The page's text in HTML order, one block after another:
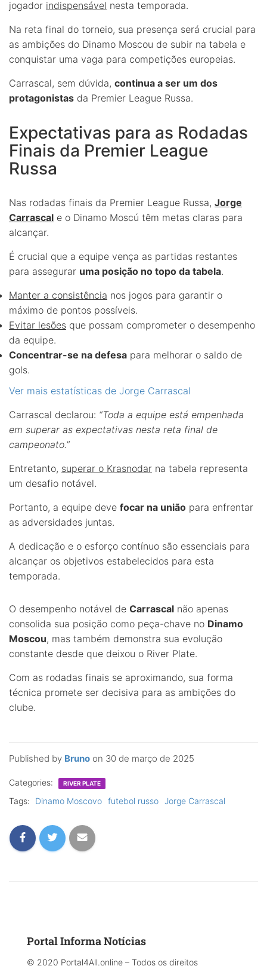
Published by Bruno on 30 de março de 2025
jogador indispensável nesta temporada.
Na reta final do torneio, sua presença será crucial para
as ambições do Dinamo Moscou de subir na tabela e
conquistar uma vaga para competições europeias.
Carrascal, sem dúvida, continua a ser um dos
protagonistas da Premier League Russa.
Expectativas para as Rodadas
Finais da Premier League
Russa
Nas rodadas finais da Premier League Russa, Jorge
Carrascal e o Dinamo Moscú têm metas claras para
alcançar.
É crucial que a equipe vença as partidas restantes
para assegurar uma posição no topo da tabela.
Manter a consistência nos jogos para garantir o
máximo de pontos possíveis.
Evitar lesões que possam comprometer o desempenho
da equipe.
Concentrar-se na defesa para melhorar o saldo de
gols.
Ver mais estatísticas de Jorge Carrascal
Carrascal declarou: “Toda a equipe está empenhada
em superar as expectativas nesta reta final de
campeonato.”
Entretanto, superar o Krasnodar na tabela representa
um desafio notável.
Portanto, a equipe deve focar na união para enfrentar
as adversidades juntas.
A dedicação e o esforço contínuo são essenciais para
alcançar os objetivos estabelecidos para esta
temporada.
O desempenho notável de Carrascal não apenas
consolida sua posição como peça-chave no Dinamo
Moscou, mas também demonstra sua evolução
constante desde que deixou o River Plate.
Com as rodadas finais se aproximando, sua forma
técnica promete ser decisiva para as ambições do
clube.
Categories: RIVER PLATE
Tags: Dinamo Moscovo futebol russo Jorge Carrascal
Portal Informa Notícias
© 2020 Portal4All.online – Todos os direitos